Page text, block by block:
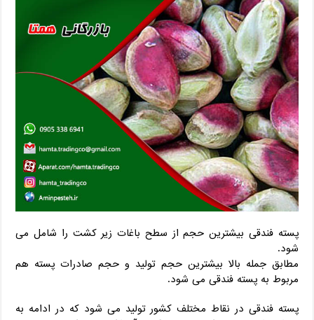
پسته فندقی بیشترین حجم از سطح باغات زیر کشت را شامل می
شود.
مطابق جمله بالا بیشترین حجم تولید و حجم صادرات پسته هم
مربوط به پسته فندقی می شود.
پسته فندقی در نقاط مختلف کشور تولید می شود که در ادامه به